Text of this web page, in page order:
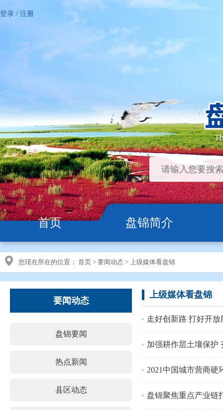
登录 / 注册
首页 盘锦简介
您现在所在的位置： 首页 > 要闻动态 > 上级媒体看盘锦
要闻动态
盘锦要闻
热点新闻
县区动态
上级媒体看盘锦
走好创新路 打好开
加强耕作层土壤保护
2021中国城市营商硬
盘锦聚焦重点产业链